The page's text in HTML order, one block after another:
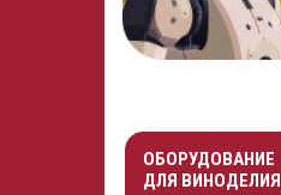
ОБОРУДОВАНИЕ
ДЛЯ ВИНОДЕЛИЯ